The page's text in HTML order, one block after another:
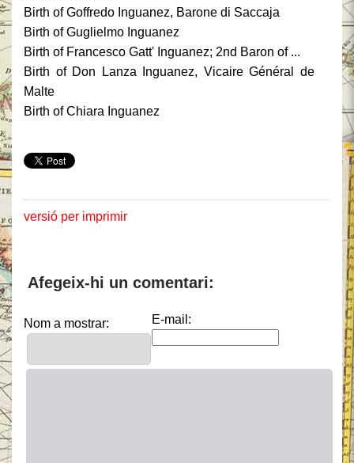
Birth of Goffredo Inguanez, Barone di Saccaja
Birth of Guglielmo Inguanez
Birth of Francesco Gatt' Inguanez; 2nd Baron of ...
Birth of Don Lanza Inguanez, Vicaire Général de
Malte
Birth of Chiara Inguanez
versió per imprimir
Afegeix-hi un comentari:
Nom a mostrar: E-mail: